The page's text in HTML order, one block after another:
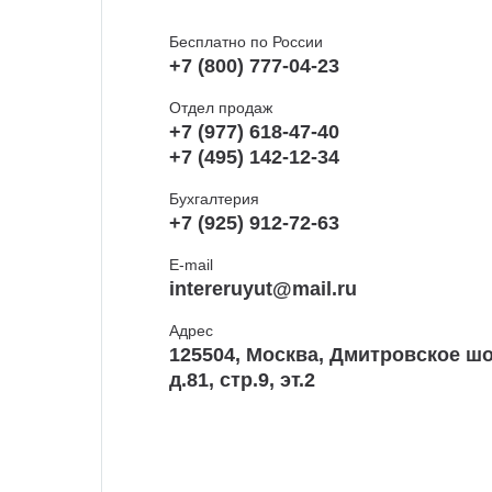
Бесплатно по России
+7 (800) 777-04-23
Отдел продаж
+7 (977) 618-47-40
+7 (495) 142-12-34
Бухгалтерия
+7 (925) 912-72-63
E-mail
intereruyut@mail.ru
Адрес
125504, Москва, Дмитровское
д.81, стр.9, эт.2